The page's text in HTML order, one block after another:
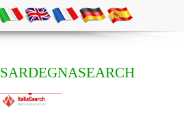
SARDEGNASEARCH